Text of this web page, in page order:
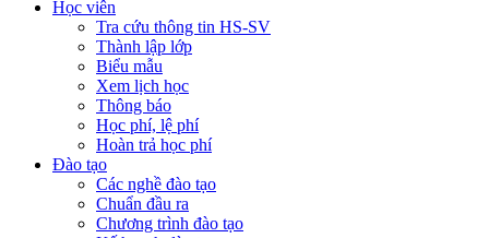
Học viên
Tra cứu thông tin HS-SV
Thành lập lớp
Biểu mẫu
Xem lịch học
Thông báo
Học phí, lệ phí
Hoàn trả học phí
Đào tạo
Các nghề đào tạo
Chuẩn đầu ra
Chương trình đào tạo